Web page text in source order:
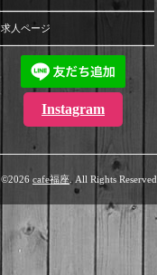
求人ページ
Instagram
©2026 cafe福座. All Rights Reserved.